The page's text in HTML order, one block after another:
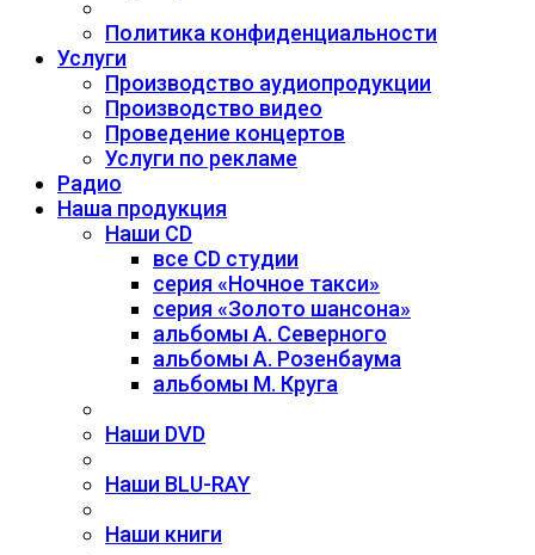
Политика конфиденциальности
Услуги
Производство аудиопродукции
Производство видео
Проведение концертов
Услуги по рекламе
Радио
Наша продукция
Наши CD
все CD студии
серия «Ночное такси»
серия «Золото шансона»
альбомы А. Северного
альбомы А. Розенбаума
альбомы М. Круга
Наши DVD
Наши BLU-RAY
Наши книги